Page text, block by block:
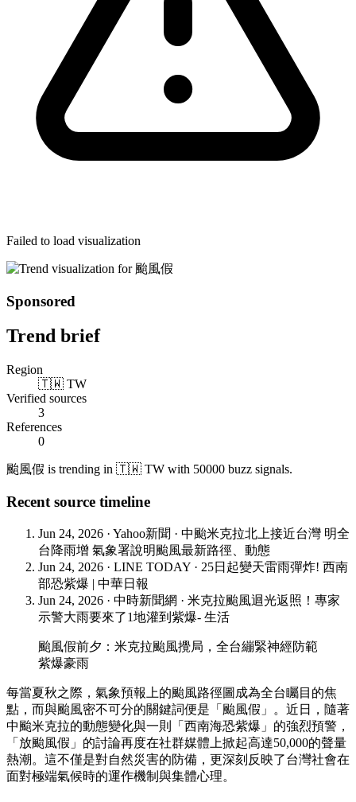
Failed to load visualization
Sponsored
Trend brief
Region
🇹🇼 TW
Verified sources
3
References
0
颱風假 is trending in 🇹🇼 TW with 50000 buzz signals.
Recent source timeline
Jun 24, 2026 · Yahoo新聞 · 中颱米克拉北上接近台灣 明全
台降雨增 氣象署說明颱風最新路徑、動態
Jun 24, 2026 · LINE TODAY · 25日起變天雷雨彈炸! 西南
部恐紫爆 | 中華日報
Jun 24, 2026 · 中時新聞網 · 米克拉颱風迴光返照！專家
示警大雨要來了1地灌到紫爆- 生活
颱風假前夕：米克拉颱風攪局，全台繃緊神經防範
紫爆豪雨
每當夏秋之際，氣象預報上的颱風路徑圖成為全台矚目的焦
點，而與颱風密不可分的關鍵詞便是「颱風假」。近日，隨著
中颱米克拉的動態變化與一則「西南海恐紫爆」的強烈預警，
「放颱風假」的討論再度在社群媒體上掀起高達50,000的聲量
熱潮。這不僅是對自然災害的防備，更深刻反映了台灣社會在
面對極端氣候時的運作機制與集體心理。